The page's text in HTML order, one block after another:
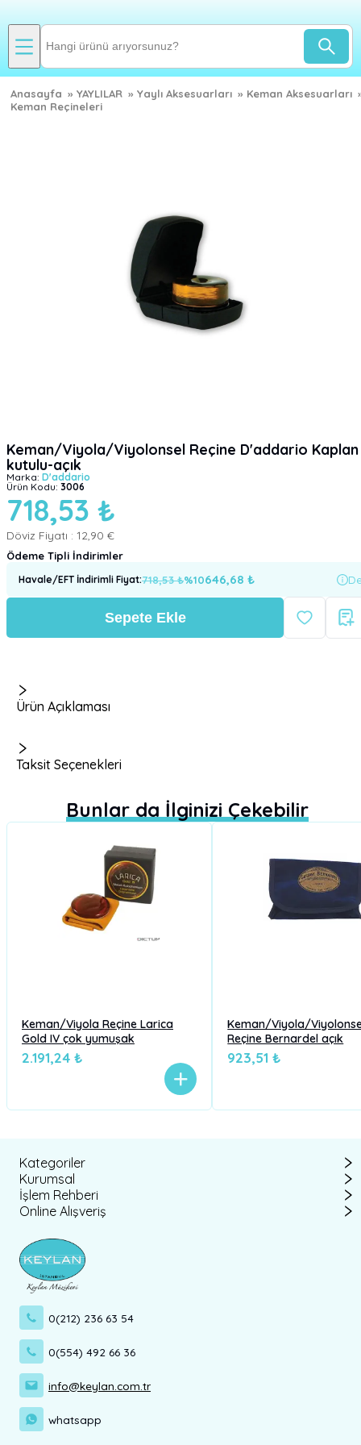
Anasayfa » YAYLILAR » Yaylı Aksesuarları » Keman Aksesuarları
Keman Reçineleri
Keman/Viyola/Viyolonsel Reçine D'addario Kaplan
kutulu-açık
Marka: D'addario
Ürün Kodu: 3006
718,53 ₺
Döviz Fiyatı : 12,90 €
Ödeme Tipli İndirimler
Havale/EFT İndirimli Fiyat:718,53₺%10646,68 ₺
Sepete Ekle
Ürün Açıklaması
Taksit Seçenekleri
Bunlar da İlginizi Çekebilir
Keman/Viyola Reçine Larica
Gold IV çok yumuşak
2.191,24 ₺
Keman/Viyola/
Reçine Bernardel açık
923,51 ₺
Kategoriler
Kurumsal
İşlem Rehberi
Online Alışveriş
0(212) 236 63 54
0(554) 492 66 36
info@keylan.com.tr
whatsapp